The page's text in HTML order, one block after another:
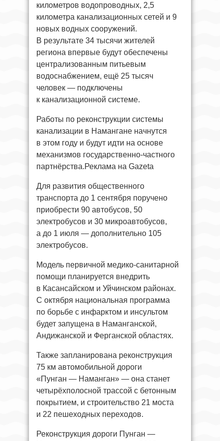
километров водопроводных, 2,5
километра канализационных сетей и 9
новых водных сооружений.
В результате 34 тысячи жителей
региона впервые будут обеспечены
централизованным питьевым
водоснабжением, ещё 25 тысяч
человек — подключены
к канализационной системе.
Работы по реконструкции системы
канализации в Намангане начнутся
в этом году и будут идти на основе
механизмов государственно-частного
партнёрства.Реклама на Gazeta
Для развития общественного
транспорта до 1 сентября поручено
приобрести 90 автобусов, 50
электробусов и 30 микроавтобусов,
а до 1 июля — дополнительно 105
электробусов.
Модель первичной медико-санитарной
помощи планируется внедрить
в Касансайском и Уйчинском районах.
С октября национальная программа
по борьбе с инфарктом и инсультом
будет запущена в Наманганской,
Андижанской и Ферганской областях.
Также запланирована реконструкция
75 км автомобильной дороги
«Пунган — Наманган» — она станет
четырёхполосной трассой с бетонным
покрытием, и строительство 21 моста
и 22 пешеходных переходов.
Реконструкция дороги Пунган —